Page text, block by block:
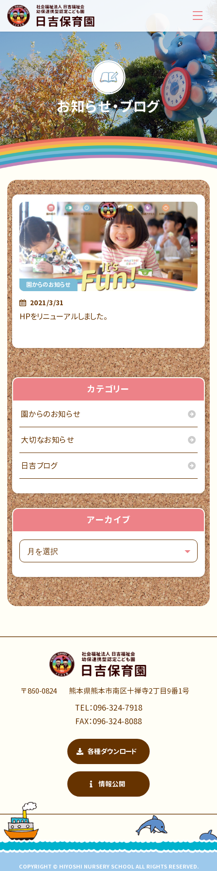
お知らせ・ブログ
園からのお知らせ
2021/3/31
HPをリニューアルしました。
カテゴリー
園からのお知らせ
大切なお知らせ
日吉ブログ
アーカイブ
〒860-0824 熊本県熊本市南区十禅寺2丁目9番1号
TEL：096-324-7918
FAX：096-324-8088
各種ダウンロード
情報公開
COPYRIGHT © HIYOSHI NURSERY SCHOOL ALL RIGHTS RESERVED.